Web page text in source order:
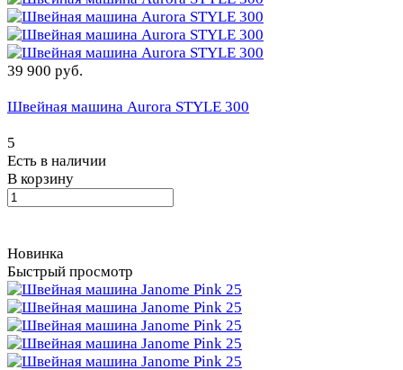
39 900 руб.
Швейная машина Aurora STYLE 300
5
Есть в наличии
В корзину
Новинка
Быстрый просмотр